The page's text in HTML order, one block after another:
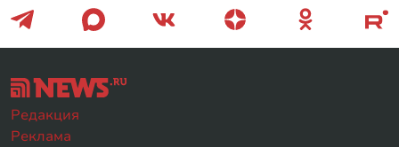
Редакция
Реклама